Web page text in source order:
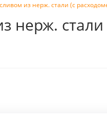
из нерж. стали (с
нерж. стали